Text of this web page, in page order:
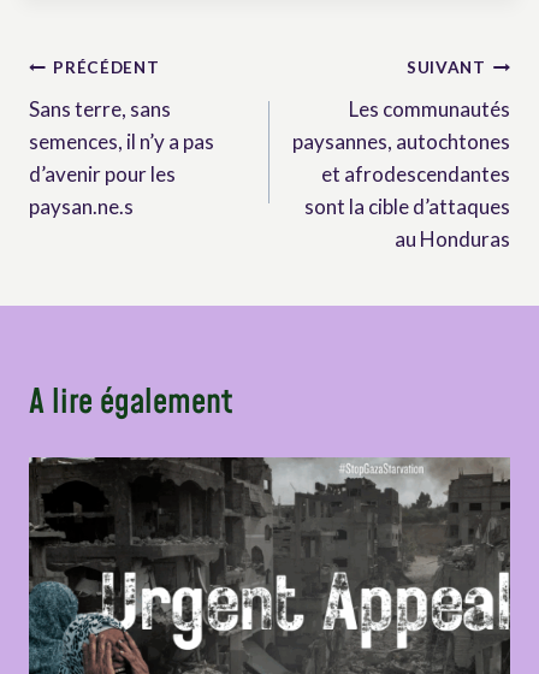
Navigation
de
l’article
PRÉCÉDENT
Sans terre, sans
semences, il n’y a pas
d’avenir pour les
paysan.ne.s
SUIVANT
Les communautés
paysannes, autochtones
et afrodescendantes
sont la cible d’attaques
au Honduras
A lire également